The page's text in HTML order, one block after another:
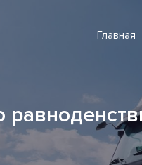
Главная